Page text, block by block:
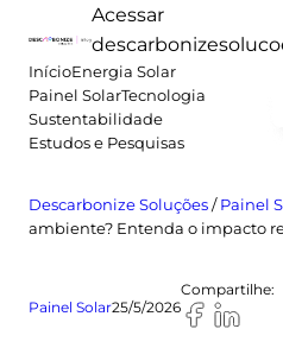
para
conteúdo
Acessar
InícioEnergia Solar
Painel SolarTecnologia
Sustentabilidade
Estudos e Pesquisas
Descarbonize Soluções/Painel
ambiente? Entenda o impacto
Painel Solar25/5/2026
Compartilhe: